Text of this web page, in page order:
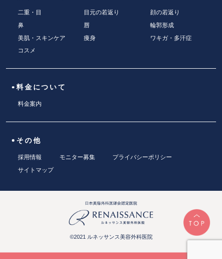
二重・目 目元の若返り
顔の若返り
鼻
唇
輪郭形成
美肌・スキンケア
痩身
ワキガ・多汗症
コスメ
料金について
料金案内
その他
採用情報 モニター募集
プライバシーポリシー
サイトマップ
©2021 ルネッサンス美容外科医院